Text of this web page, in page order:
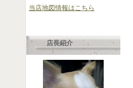
当店地図情報はこちら
店長紹介